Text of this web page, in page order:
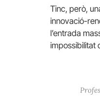
Tinc, però,
innovació-
l’entrada
impossibilitat